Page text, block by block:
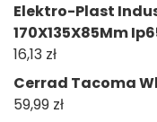
Elektro-Plast
170X135X85Mm
16,13 zł
Cerrad Tacoma
59,99 zł